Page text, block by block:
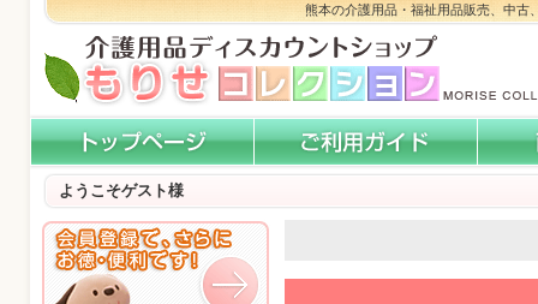
熊本の介護用品・福祉用品販売、中古
ようこそゲスト様